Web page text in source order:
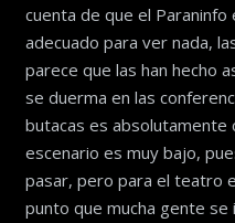
cuenta de que el
adecuado para ver nada,
parece que las han hecho
se duerma en las
butacas es absolutamente
escenario es muy bajo,
pasar, pero para el teatro
punto que mucha gente se